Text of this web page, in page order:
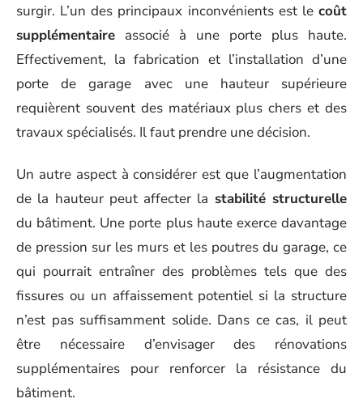
surgir. L’un des principaux inconvénients est le coût
supplémentaire associé à une porte plus haute.
Effectivement, la fabrication et l’installation d’une
porte de garage avec une hauteur supérieure
requièrent souvent des matériaux plus chers et des
travaux spécialisés. Il faut prendre une décision.
Un autre aspect à considérer est que l’augmentation
de la hauteur peut affecter la stabilité structurelle
du bâtiment. Une porte plus haute exerce davantage
de pression sur les murs et les poutres du garage, ce
qui pourrait entraîner des problèmes tels que des
fissures ou un affaissement potentiel si la structure
n’est pas suffisamment solide. Dans ce cas, il peut
être nécessaire d’envisager des rénovations
supplémentaires pour renforcer la résistance du
bâtiment.